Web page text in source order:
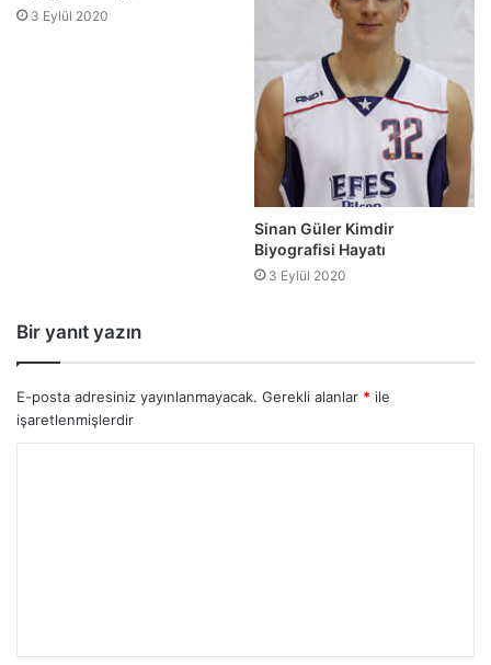
3 Eylül 2020
Sinan Güler Kimdir
Biyografisi Hayatı
3 Eylül 2020
Bir yanıt yazın
E-posta adresiniz yayınlanmayacak. Gerekli alanlar * ile
işaretlenmişlerdir